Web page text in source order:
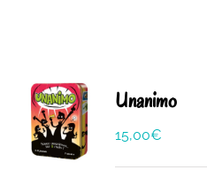
Unanimo
15,00€